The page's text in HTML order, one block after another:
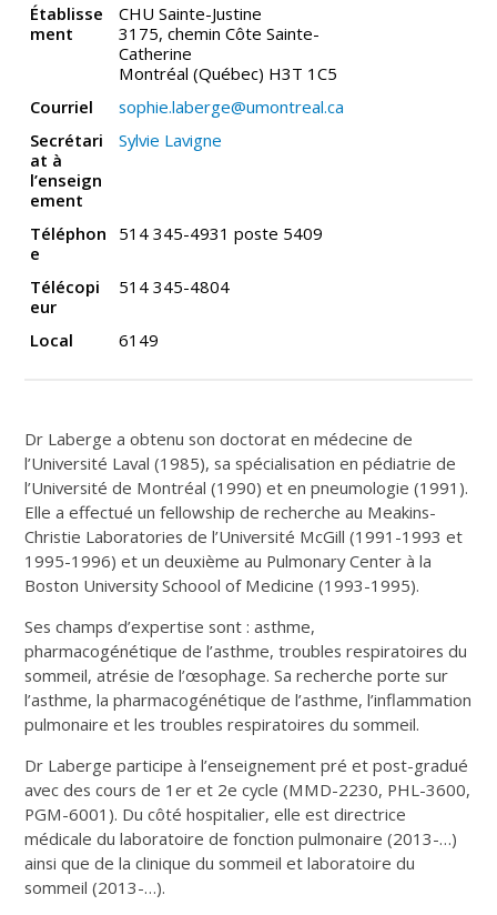
Établisse
ment
CHU Sainte-Justine
3175, chemin Côte Sainte-
Catherine
Montréal (Québec) H3T 1C5
Courriel
sophie.laberge@umontreal.ca
Secrétari
at à
l’enseign
ement
Sylvie Lavigne
Téléphon
e
514 345-4931 poste 5409
Télécopi
eur
514 345-4804
Local 6149
Dr Laberge a obtenu son doctorat en médecine de
l’Université Laval (1985), sa spécialisation en pédiatrie de
l’Université de Montréal (1990) et en pneumologie (1991).
Elle a effectué un fellowship de recherche au Meakins-
Christie Laboratories de l’Université McGill (1991-1993 et
1995-1996) et un deuxième au Pulmonary Center à la
Boston University Schoool of Medicine (1993-1995).
Ses champs d’expertise sont : asthme,
pharmacogénétique de l’asthme, troubles respiratoires du
sommeil, atrésie de l’œsophage. Sa recherche porte sur
l’asthme, la pharmacogénétique de l’asthme, l’inflammation
pulmonaire et les troubles respiratoires du sommeil.
Dr Laberge participe à l’enseignement pré et post-gradué
avec des cours de 1er et 2e cycle (MMD-2230, PHL-3600,
PGM-6001). Du côté hospitalier, elle est directrice
médicale du laboratoire de fonction pulmonaire (2013-…)
ainsi que de la clinique du sommeil et laboratoire du
sommeil (2013-…).